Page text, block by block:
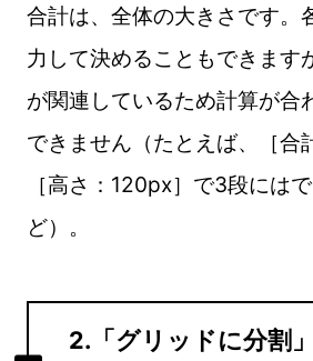
合計は、全体の大きさです。
力して決めることもできます
が関連しているため計算が合
できません（たとえば、［
［高さ：120px］で3段には
ど）。
2.「グリッドに分割